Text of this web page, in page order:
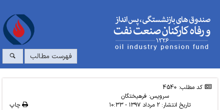
فهرست مطالب
کد مطلب: 4540
سرویس: فرهیختگان
تاریخ انتشار: ۲ مرداد ۱۳۹۷ - ۱۰:۳۳ چاپ